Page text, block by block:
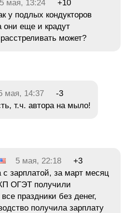
5 мая, 13:24
+10
у подлых кондукторов
они еще и крадут
может?
мая, 14:37
-3
т.ч. автора на мыло!
5 мая, 22:18
+3
с зарплатой, за март месяц
ОГЭТ получили
праздники без денег,
получила зарплату